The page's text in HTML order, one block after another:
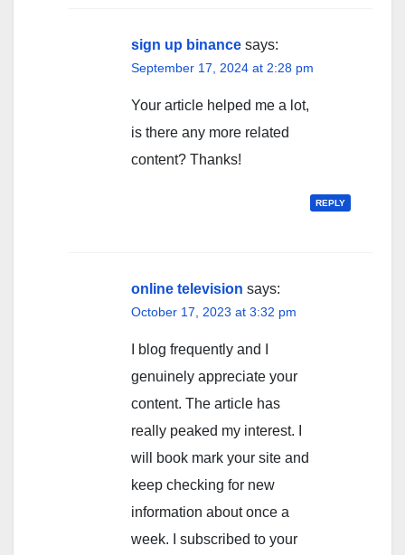
sign up binance says:
September 17, 2024 at 2:28 pm
Your article helped me a lot,
is there any more related
content? Thanks!
REPLY
online television says:
October 17, 2023 at 3:32 pm
I blog frequently and I
genuinely appreciate your
content. The article has
really peaked my interest. I
will book mark your site and
keep checking for new
information about once a
week. I subscribed to your